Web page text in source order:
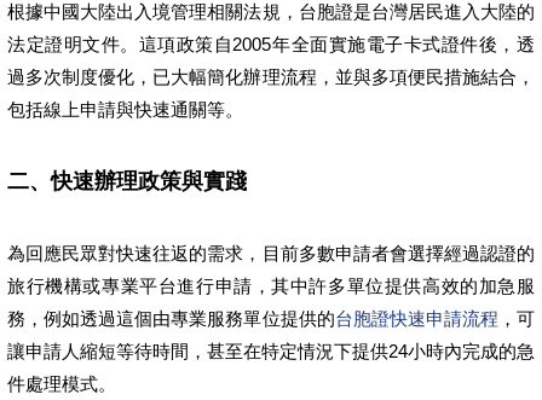
根據中國大陸出入境管理相關法規，台胞證是台灣居民進入大陸的
法定證明文件。這項政策自2005年全面實施電子卡式證件後，透
過多次制度優化，已大幅簡化辦理流程，並與多項便民措施結合，
包括線上申請與快速通關等。
二、快速辦理政策與實踐
為回應民眾對快速往返的需求，目前多數申請者會選擇經過認證的
旅行機構或專業平台進行申請，其中許多單位提供高效的加急服
務，例如透過這個由專業服務單位提供的台胞證快速申請流程 ，可
讓申請人縮短等待時間，甚至在特定情況下提供24小時內完成的急
件處理模式。